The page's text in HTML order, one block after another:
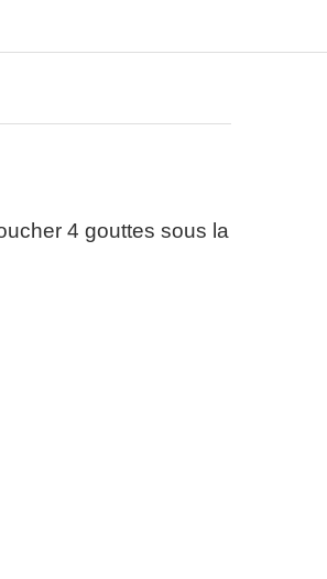
4 gouttes sous la